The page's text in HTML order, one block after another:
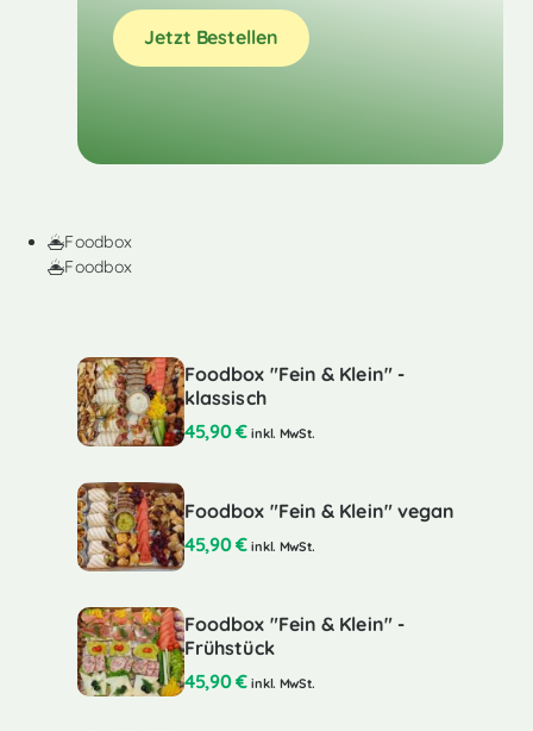
Jetzt Bestellen
Foodbox
Foodbox
Foodbox "Fein & Klein" -
klassisch
45,90€ inkl. MwSt.
Foodbox "Fein & Klein" vegan
45,90€ inkl. MwSt.
Foodbox "Fein & Klein" -
Frühstück
45,90€ inkl. MwSt.